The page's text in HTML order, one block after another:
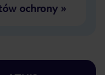
ochrony»